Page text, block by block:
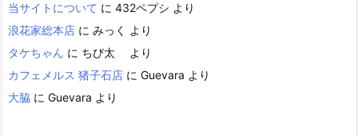
当サイトについて に 432ペプシ より
浪花家総本店 に みっく より
タケちゃん に ちび太
より
カフェメルス 猪子石店 に Guevara より
大脇 に Guevara より